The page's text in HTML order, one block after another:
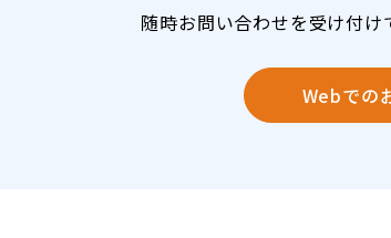
随時お問い合わせを受け付け
Webでの